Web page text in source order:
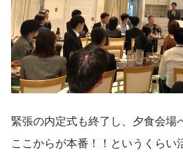
緊張の内定式も終了し、夕食会場
ここからが本番！！というくらい